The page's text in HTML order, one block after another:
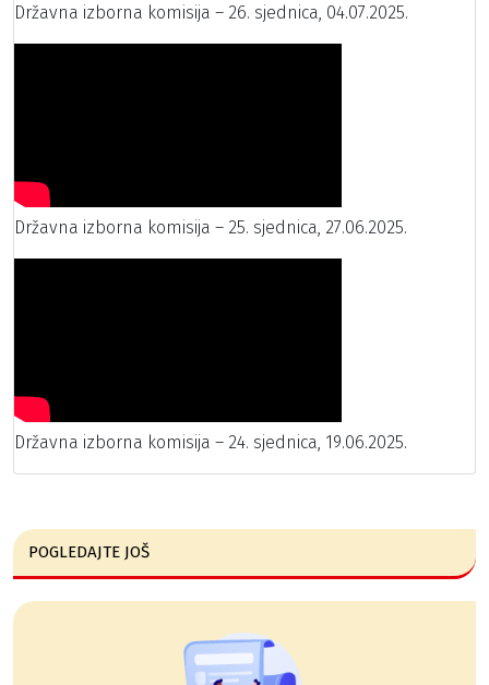
Državna izborna komisija – 26. sjednica, 04.07.2025.
Državna izborna komisija – 25. sjednica, 27.06.2025.
Državna izborna komisija – 24. sjednica, 19.06.2025.
POGLEDAJTE JOŠ